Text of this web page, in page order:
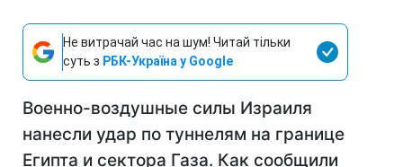
Не витрачай час на шум! Читай тільки
суть з РБК-Україна у Google
Военно-воздушные силы Израиля
нанесли удар по туннелям на границе
Египта и сектора Газа. Как сообщили